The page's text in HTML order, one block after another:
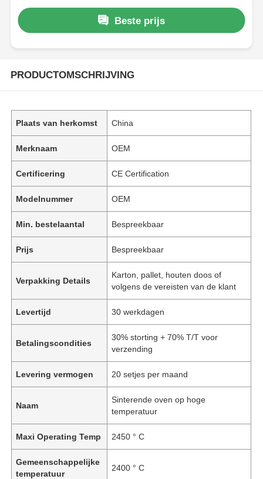
Beste prijs
PRODUCTOMSCHRIJVING
Plaats van herkomst China
Merknaam OEM
Certificering CE Certification
Modelnummer OEM
Min. bestelaantal Bespreekbaar
Prijs Bespreekbaar
Verpakking Details
Karton, pallet, houten doos of
volgens de vereisten van de klant
Levertijd 30 werkdagen
Betalingscondities
30% storting + 70% T/T voor
verzending
Levering vermogen 20 setjes per maand
Naam
Sinterende oven op hoge
temperatuur
Maxi Operating Temp 2450 ° C
Gemeenschappelijke
temperatuur
2400 ° C